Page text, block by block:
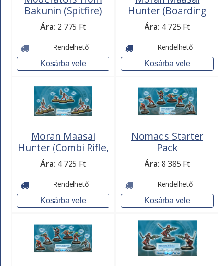
Bakunin (Spitfire)
Ára: 2 775 Ft
Rendelhető
Hunter (Boarding
Shotgun,
CrazyKoalas)
Ára: 4 725 Ft
Rendelhető
Moran Maasai
Hunter (Combi Rifle,
CrazyKoalas)
Ára: 4 725 Ft
Rendelhető
Nomads Starter
Pack
Ára: 8 385 Ft
Rendelhető